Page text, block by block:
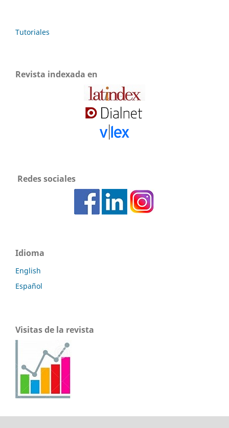
Tutoriales
Revista indexada en
Redes sociales
Idioma
English
Español
Visitas de la revista